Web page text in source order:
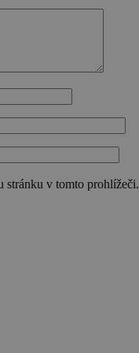
stránku v tomto prohlížeči.